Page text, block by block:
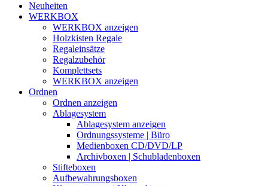
Neuheiten
WERKBOX
WERKBOX anzeigen
Holzkisten Regale
Regaleinsätze
Regalzubehör
Komplettsets
WERKBOX anzeigen
Ordnen
Ordnen anzeigen
Ablagesystem
Ablagesystem anzeigen
Ordnungssysteme | Büro
Medienboxen CD/DVD/LP
Archivboxen | Schubladenboxen
Stifteboxen
Aufbewahrungsboxen